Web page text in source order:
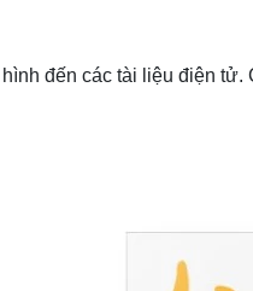
đến các tài liệu điện tử.